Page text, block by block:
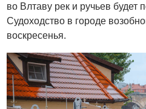
во Влтаву рек и ручьев будет
Судоходство в городе
воскресенья.